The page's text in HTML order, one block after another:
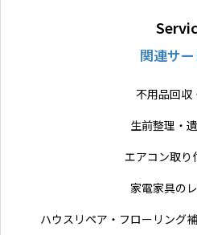
関連サ
不用品回収
生前整理・
エアコン取り
家電家具の
ハウスリペア・フローリング